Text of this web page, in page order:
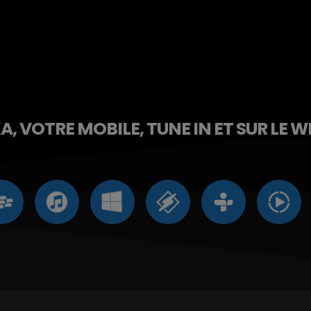
VOTRE MOBILE, TUNE IN ET SUR LE